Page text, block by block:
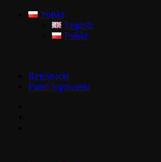
Polski
English
Polski
Rejestracja
Panel logowania